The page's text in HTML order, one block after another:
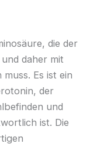
die der
daher mit
Es ist ein
der
und
ist. Die